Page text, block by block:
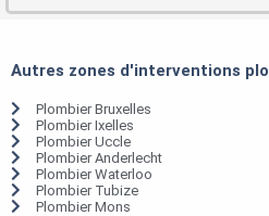
Autres zones d'interventions
Plombier Bruxelles
Plombier Ixelles
Plombier Uccle
Plombier Anderlecht
Plombier Waterloo
Plombier Tubize
Plombier Mons